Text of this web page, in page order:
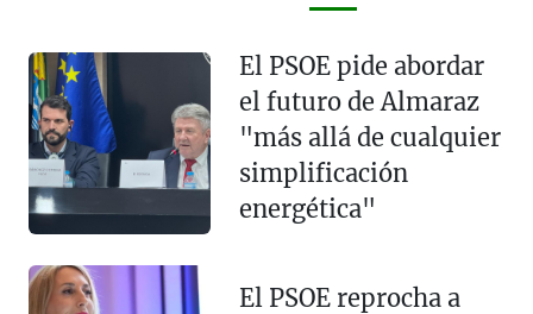
El PSOE pide abordar
el futuro de Almaraz
"más allá de cualquier
simplificación
energética"
El PSOE reprocha a